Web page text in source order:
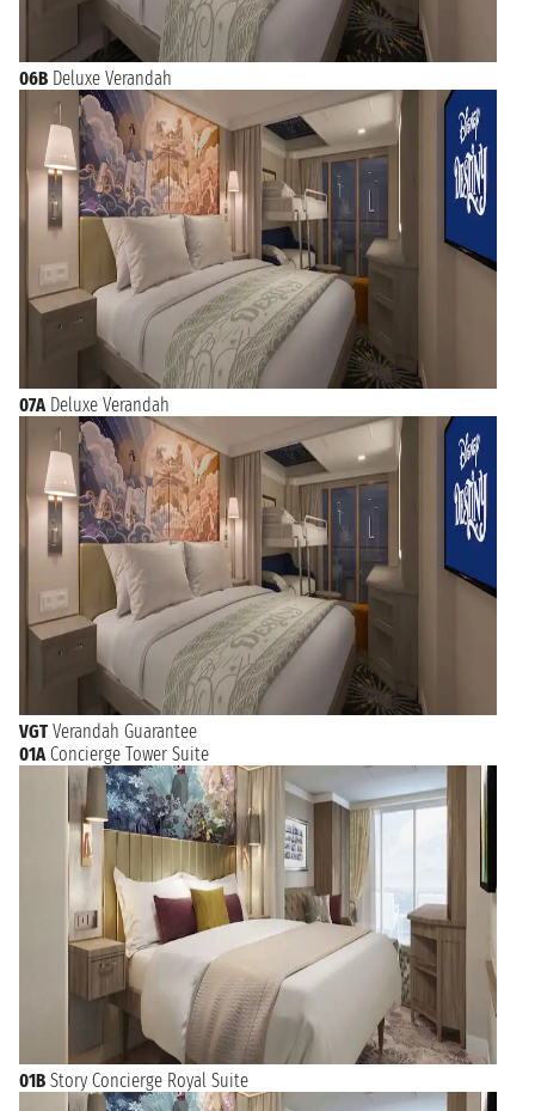
06B Deluxe Verandah
07A Deluxe Verandah
VGT Verandah Guarantee
01A Concierge Tower Suite
01B Story Concierge Royal Suite